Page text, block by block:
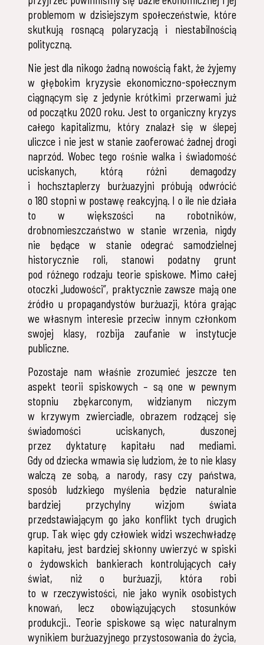
problemom w dzisiejszym społeczeństwie, które
skutkują rosnącą polaryzacją i niestabilnością
polityczną.
Nie jest dla nikogo żadną nowością fakt, że żyjemy
w głębokim kryzysie ekonomiczno-społecznym
ciągnącym się z jedynie krótkimi przerwami już
od początku 2020 roku. Jest to organiczny kryzys
całego kapitalizmu, który znalazł się w ślepej
uliczce i nie jest w stanie zaoferować żadnej drogi
naprzód. Wobec tego rośnie walka i świadomość
uciskanych, którą różni demagodzy
i hochsztaplerzy burżuazyjni próbują odwrócić
o 180 stopni w postawę reakcyjną. I o ile nie działa
to w większości na robotników,
drobnomieszczaństwo w stanie wrzenia, nigdy
nie będące w stanie odegrać samodzielnej
historycznie roli, stanowi podatny grunt
pod różnego rodzaju teorie spiskowe. Mimo całej
otoczki „ludowości”, praktycznie zawsze mają one
źródło u propagandystów burżuazji, która grając
we własnym interesie przeciw innym członkom
swojej klasy, rozbija zaufanie w instytucje
publiczne.
Pozostaje nam właśnie zrozumieć jeszcze ten
aspekt teorii spiskowych – są one w pewnym
stopniu zbękarconym, widzianym niczym
w krzywym zwierciadle, obrazem rodzącej się
świadomości uciskanych, duszonej
przez dyktaturę kapitału nad mediami.
Gdy od dziecka wmawia się ludziom, że to nie klasy
walczą ze sobą, a narody, rasy czy państwa,
sposób ludzkiego myślenia będzie naturalnie
bardziej przychylny wizjom świata
przedstawiającym go jako konflikt tych drugich
grup. Tak więc gdy człowiek widzi wszechwładzę
kapitału, jest bardziej skłonny uwierzyć w spiski
o żydowskich bankierach kontrolujących cały
świat, niż o burżuazji, która robi
to w rzeczywistości, nie jako wynik osobistych
knowań, lecz obowiązujących stosunków
produkcji.. Teorie spiskowe są więc naturalnym
wynikiem burżuazyjnego przystosowania do życia,